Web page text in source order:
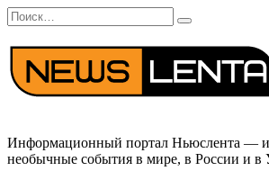
Перейти
к
содержанию
Search
for:
Информационный портал Ньюслента —
необычные события в мире, в России и в